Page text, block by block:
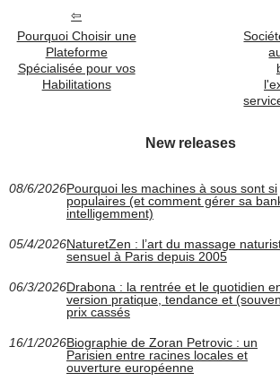
Pourquoi Choisir une
Plateforme
Spécialisée pour vos
Habilitations
New releases
08/6/2026Pourquoi les machines à sous sont si
populaires (et comment gérer sa
intelligemment)
05/4/2026NaturetZen : l’art du massage
sensuel à Paris depuis 2005
06/3/2026Drabona : la rentrée et le quotidien
version pratique, tendance et
prix cassés
16/1/2026Biographie de Zoran Petrovic : un
Parisien entre racines locales et
ouverture européenne